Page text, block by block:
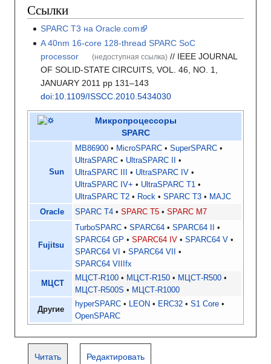
Ссылки
SPARC T3 на Oracle.com
A 40nm 16-core 128-thread SPARC SoC
processor
(недоступная ссылка) // IEEE JOURNAL
OF SOLID-STATE CIRCUITS, VOL. 46, NO. 1,
JANUARY 2011 pp 131–143
doi:10.1109/ISSCC.2010.5434030
Микропроцессоры
SPARC
Sun
MB86900 MicroSPARC
SuperSPARC
UltraSPARC
UltraSPARC II
UltraSPARC III
UltraSPARC IV
UltraSPARC IV+
UltraSPARC T1
UltraSPARC T2
Rock SPARC T3
MAJC
Oracle
SPARC T4 SPARC T5 SPARC M7
Fujitsu
TurboSPARC SPARC64
SPARC64 II
SPARC64 GP
SPARC64 IV
SPARC64 V
SPARC64 VI
SPARC64 VII
SPARC64 VIIIfx
МЦСТ
МЦСТ-R100 МЦСТ-R150
МЦСТ-R500
МЦСТ-R500S
МЦСТ-R1000
Другие
hyperSPARC LEON ERC32
S1 Core
OpenSPARC
Читать Редактировать